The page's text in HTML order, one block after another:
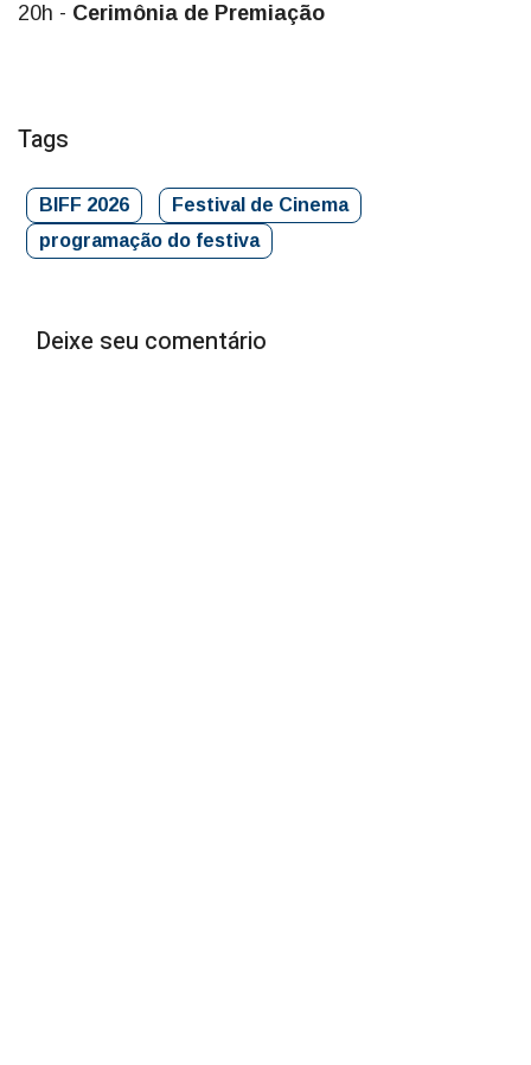
20h - Cerimônia de Premiação
Tags
BIFF 2026
Festival de Cinema
programação do festiva
Deixe seu comentário